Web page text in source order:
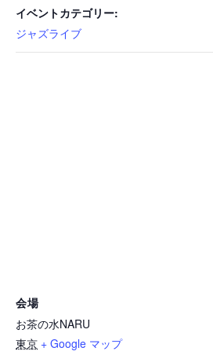
イベントカテゴリー:
ジャズライブ
会場
お茶の水NARU
東京 + Google マップ